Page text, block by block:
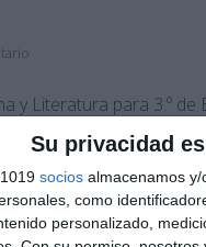
Su privacidad
socios almacenamos
como
personalizado,
y Literatura para 3.º de
comunicación, los
lectora, análisis
Además, el material